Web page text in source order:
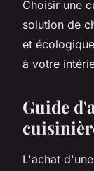
Choisir une
solution de
et
à votre
Guide
L'achat d'une